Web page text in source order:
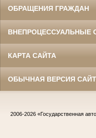
ОБРАЩЕНИЯ ГРАЖДАН
ВНЕПРОЦЕССУАЛЬНЫЕ
КАРТА САЙТА
ОБЫЧНАЯ ВЕРСИЯ
2006-2026 «Государственная